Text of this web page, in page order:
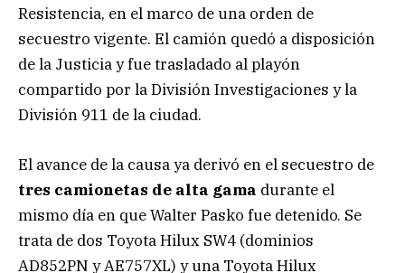
Resistencia, en el marco de una orden de
secuestro vigente. El camión quedó a disposición
de la Justicia y fue trasladado al playón
compartido por la División Investigaciones y la
División 911 de la ciudad.
El avance de la causa ya derivó en el secuestro de
tres camionetas de alta gama durante el
mismo día en que Walter Pasko fue detenido. Se
trata de dos Toyota Hilux SW4 (dominios
AD852PN y AE757XL) y una Toyota Hilux